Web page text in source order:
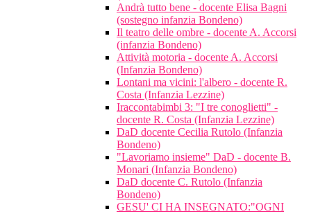
Andrà tutto bene - docente Elisa Bagni
(sostegno infanzia Bondeno)
Il teatro delle ombre - docente A. Accorsi
(infanzia Bondeno)
Attività motoria - docente A. Accorsi
(Infanzia Bondeno)
Lontani ma vicini: l'albero - docente R.
Costa (Infanzia Lezzine)
Iraccontabimbi 3: "I tre conoglietti" -
docente R. Costa (Infanzia Lezzine)
DaD docente Cecilia Rutolo (Infanzia
Bondeno)
"Lavoriamo insieme" DaD - docente B.
Monari (Infanzia Bondeno)
DaD docente C. Rutolo (Infanzia
Bondeno)
GESU' CI HA INSEGNATO:"OGNI